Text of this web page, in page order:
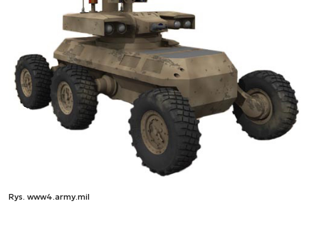
Rys. www4.army.mil